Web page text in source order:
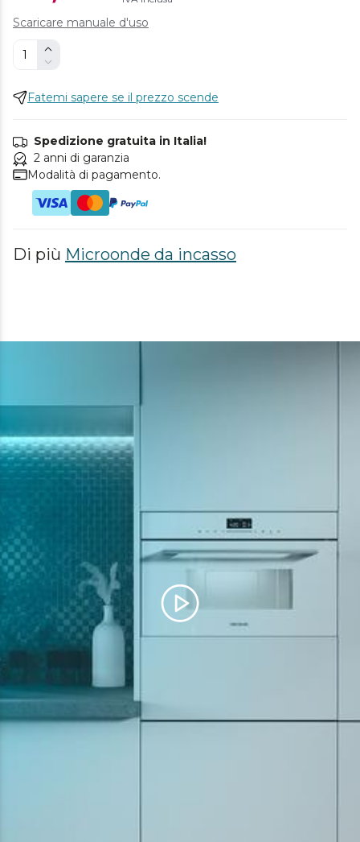
Scaricare manuale d'uso
Fatemi sapere se il prezzo scende
Spedizione gratuita in Italia!
2 anni di garanzia
Modalità di pagamento.
Di più Microonde da incasso